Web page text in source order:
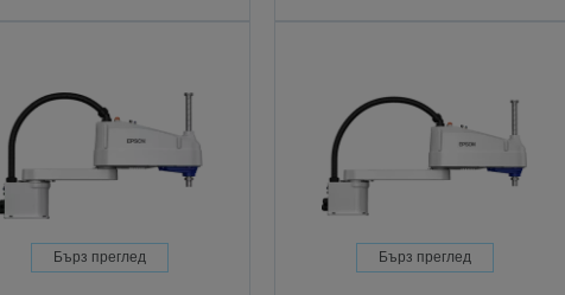
Бърз преглед Бърз преглед